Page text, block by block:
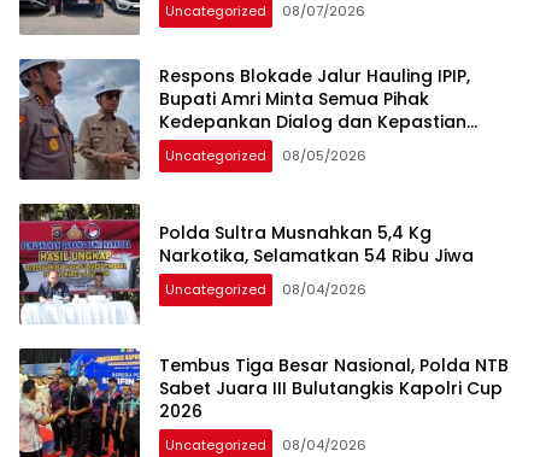
Uncategorized 08/07/2026
Respons Blokade Jalur Hauling IPIP,
Bupati Amri Minta Semua Pihak
Kedepankan Dialog dan Kepastian
Hukum
Uncategorized 08/05/2026
Polda Sultra Musnahkan 5,4 Kg
Narkotika, Selamatkan 54 Ribu Jiwa
Uncategorized 08/04/2026
Tembus Tiga Besar Nasional, Polda NTB
Sabet Juara III Bulutangkis Kapolri Cup
2026
Uncategorized 08/04/2026